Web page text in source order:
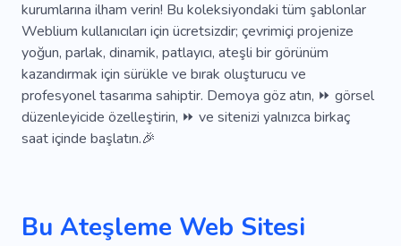
kurumlarına ilham verin! Bu koleksiyondaki tüm şablonlar
Weblium kullanıcıları için ücretsizdir; çevrimiçi projenize
yoğun, parlak, dinamik, patlayıcı, ateşli bir görünüm
kazandırmak için sürükle ve bırak oluşturucu ve
profesyonel tasarıma sahiptir. Demoya göz atın, ⏩ görsel
düzenleyicide özelleştirin, ⏩ ve sitenizi yalnızca birkaç
saat içinde başlatın.🎉
Bu Ateşleme Web Sitesi